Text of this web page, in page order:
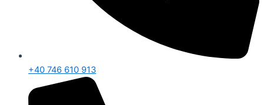
+40 746 610 913